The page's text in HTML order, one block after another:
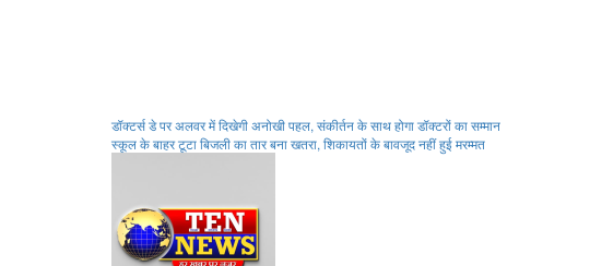
Post
navigation
डॉक्टर्स डे पर अलवर में दिखेगी अनोखी पहल, संकीर्तन के साथ होगा डॉक्टरों का सम्मान
स्कूल के बाहर टूटा बिजली का तार बना खतरा, शिकायतों के बावजूद नहीं हुई मरम्मत